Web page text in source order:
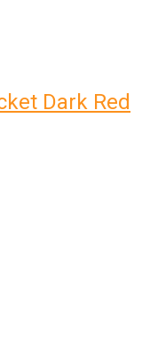
Dark Red